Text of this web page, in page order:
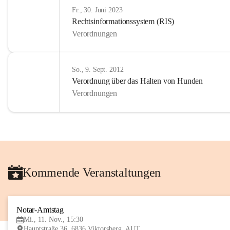
Fr., 30. Juni 2023
Rechtsinformationssystem (RIS)
Verordnungen
So., 9. Sept. 2012
Verordnung über das Halten von Hunden
Verordnungen
Kommende Veranstaltungen
Notar-Amtstag
Mi., 11. Nov., 15:30